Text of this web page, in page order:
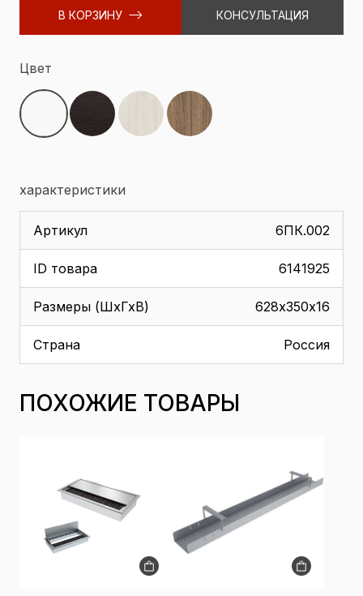
В КОРЗИНУ КОНСУЛЬТАЦИЯ
Цвет
характеристики
Артикул 6ПК.002
ID товара 6141925
Размеры (ШхГхВ) 628х350х16
Страна Россия
ПОХОЖИЕ ТОВАРЫ